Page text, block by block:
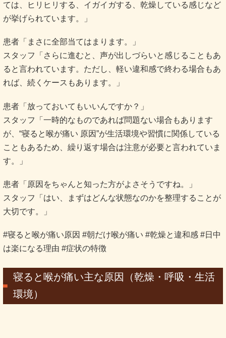
ては、ヒリヒリする、イガイガする、乾燥している感じなど
が挙げられています。」
患者「まさに全部当てはまります。」
スタッフ「さらに進むと、声が出しづらいと感じることもあ
ると言われています。ただし、軽い違和感で終わる場合もあ
れば、続くケースもあります。」
患者「放っておいてもいいんですか？」
スタッフ「一時的なものであれば問題ない場合もあります
が、“寝ると喉が痛い 原因”が生活環境や習慣に関係している
こともあるため、繰り返す場合は注意が必要と言われていま
す。」
患者「原因をちゃんと知った方がよさそうですね。」
スタッフ「はい、まずはどんな状態なのかを整理することが
大切です。」
#寝ると喉が痛い原因 #朝だけ喉が痛い #乾燥と違和感 #日中
は楽になる理由 #症状の特徴
寝ると喉が痛い主な原因（乾燥・呼吸・生活
環境）